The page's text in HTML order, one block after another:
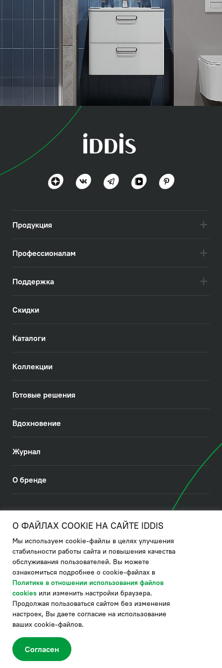
Оптима Хоум (Optima
Польза и функциональность
Продукция
Профессионалам
Поддержка
Скидки
Каталоги
Коллекции
Готовые решения
Вдохновение
Журнал
О бренде
Политика в отношении использования файлов cookies
Политика обработки ПДн
Политика в области управления цепочкой поставки
по системе "НСЛС"
Производитель оставляет за собой право в любой момент
вносить изменения в комплектацию, дизайн и характеристики
товара, не ухудшающие его качество.
О ФАЙЛАХ COOKIE НА САЙТЕ IDDIS
Мы используем cookie-файлы в целях улучшения
стабильности работы сайта и повышения качества
обслуживания пользователей. Вы можете
ознакомиться подробнее о cookie-файлах в
Политике в отношении использования файлов
cookies или изменить настройки браузера.
Продолжая пользоваться сайтом без изменения
настроек, Вы даете согласие на использование
ваших cookie-файлов.
Согласен